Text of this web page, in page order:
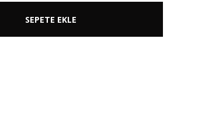
SEPETE EKLE